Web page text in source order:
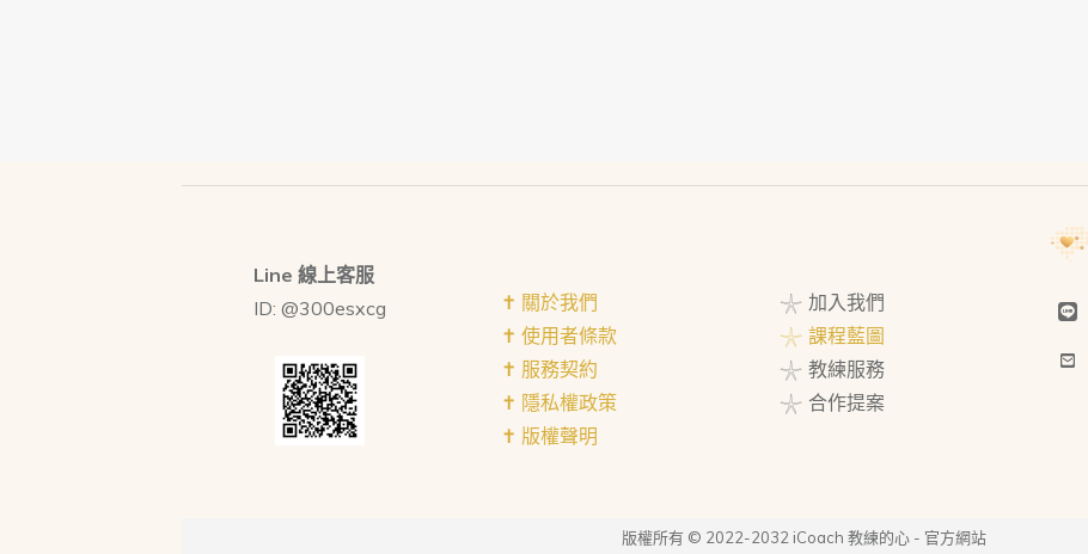
Line 線上客服
ID: @300esxcg
✝︎ 關於我們
✝︎ 使用者條款
✝︎ 服務契約
✝︎ 隱私權政策
✝︎ 版權聲明
𓇼 加入我們
𓇼 課程藍圖
𓇼 教練服務
𓇼 合作提案
版權所有 © 2022-2032 iCoach 教練的心 - 官方網站